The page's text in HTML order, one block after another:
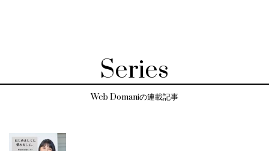
Series
Web Domaniの連載記事